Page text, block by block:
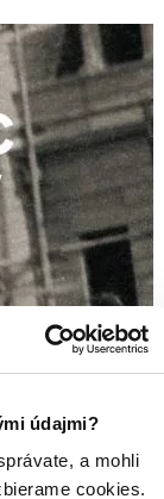
údajmi?
a mohli
cookies.